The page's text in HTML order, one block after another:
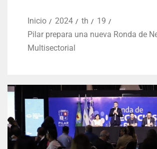
Inicio 2024 th
19
Pilar prepara una nueva Ronda de
Multisectorial